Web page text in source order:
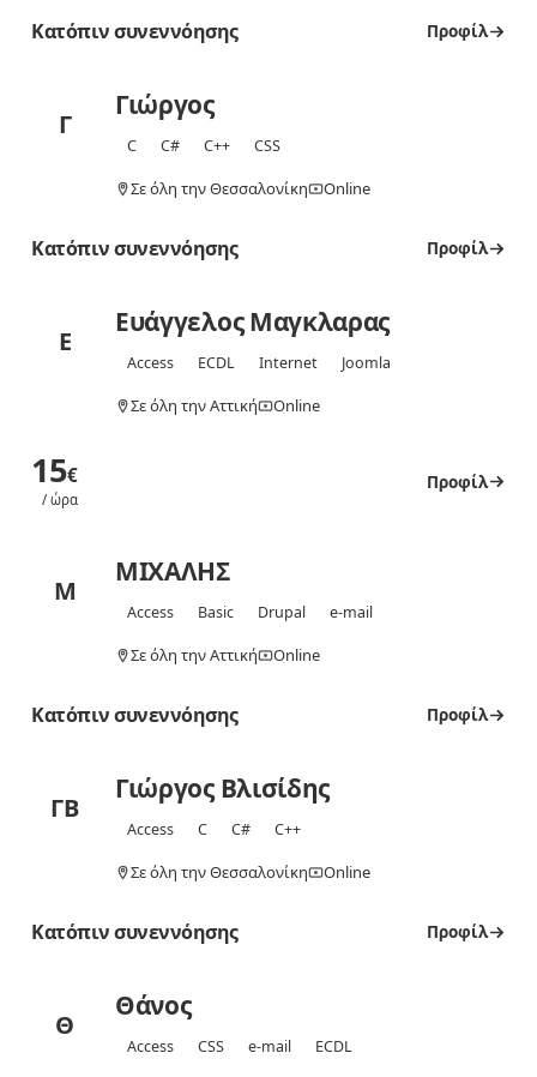
Κατόπιν συνεννόησης Προφίλ
Γ
Γιώργος
C C# C++ CSS
Σε όλη την Θεσσαλονίκη Online
Κατόπιν συνεννόησης Προφίλ
Ε
Ευάγγελος Μαγκλαρας
Access ECDL Internet Joomla
Σε όλη την Αττική Online
15€
/ ώρα
Προφίλ
Μ
ΜΙΧΑΛΗΣ
Access Basic Drupal e-mail
Σε όλη την Αττική Online
Κατόπιν συνεννόησης Προφίλ
ΓΒ
Γιώργος Βλισίδης
Access C C# C++
Σε όλη την Θεσσαλονίκη Online
Κατόπιν συνεννόησης Προφίλ
Θ
Θάνος
Access CSS e-mail ECDL